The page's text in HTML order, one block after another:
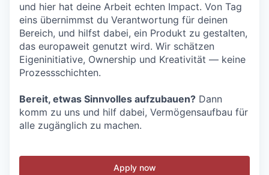
und hier hat deine Arbeit echten Impact. Von Tag
eins übernimmst du Verantwortung für deinen
Bereich, und hilfst dabei, ein Produkt zu gestalten,
das europaweit genutzt wird. Wir schätzen
Eigeninitiative, Ownership und Kreativität — keine
Prozessschichten.
Bereit, etwas Sinnvolles aufzubauen? Dann
komm zu uns und hilf dabei, Vermögensaufbau für
alle zugänglich zu machen.
Apply now